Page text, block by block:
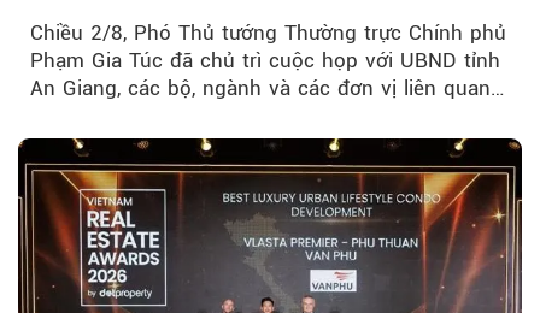
Chiều 2/8, Phó Thủ tướng Thường trực Chính phủ
Phạm Gia Túc đã chủ trì cuộc họp với UBND tỉnh
An Giang, các bộ, ngành và các đơn vị liên quan